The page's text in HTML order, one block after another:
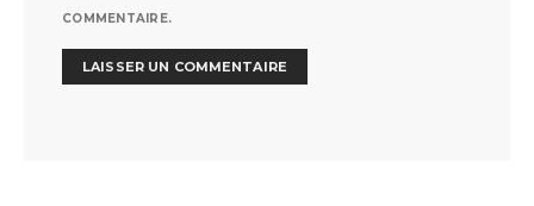
COMMENTAIRE.